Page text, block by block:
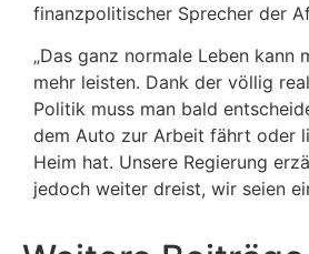
finanzpolitischer Sprecher der
„Das ganz normale Leben kann
mehr leisten. Dank der völlig
Politik muss man bald
dem Auto zur Arbeit fährt oder
Heim hat. Unsere Regierung
jedoch weiter dreist, wir seien